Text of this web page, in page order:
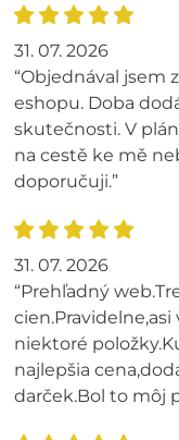
31. 07. 2026
“Objednával jsem
eshopu. Doba
skutečnosti. V
na cestě ke mě
doporučuji.”
31. 07. 2026
“Prehľadný
niektoré
najlepšia
darček.Bol to môj